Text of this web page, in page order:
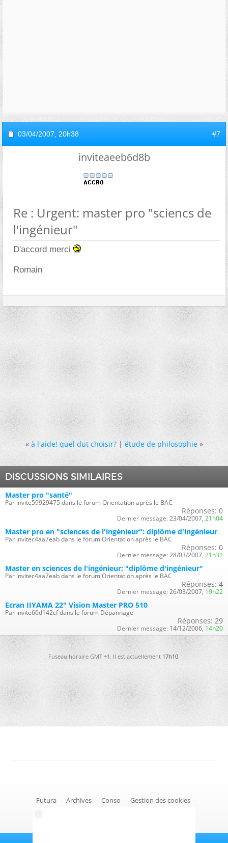
03/04/2007, 20h38 #7
inviteaeeb6d8b
Re : Urgent: master pro "sciencs de
l'ingénieur"
D'accord merci
Romain
« à l'aide! quel dut choisir?|étude de philosophie »
DISCUSSIONS SIMILAIRES
Master pro "santé"
Par invite59929475 dans le forum Orientation après le BAC
Réponses: 0
Dernier message: 23/04/2007, 21h04
Master pro en "sciences de l'ingénieur": diplôme d'ingénieur
Par invitec4aa7eab dans le forum Orientation après le BAC
Réponses: 0
Dernier message: 28/03/2007, 21h31
Master en sciences de l'ingénieur: "diplôme d'ingénieur"
Par invitec4aa7eab dans le forum Orientation après le BAC
Réponses: 4
Dernier message: 26/03/2007, 19h22
Ecran IIYAMA 22" Vision Master PRO 510
Par invite60d142cf dans le forum Dépannage
Réponses: 29
Dernier message: 14/12/2006, 14h20
Fuseau horaire GMT +1. Il est actuellement17h10.
- Futura - Archives - Conso - Gestion des cookies -